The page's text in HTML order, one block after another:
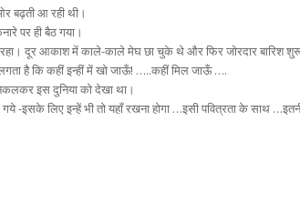
बढ़ती आ रही थी।
पर ही बैठ गया।
दूर आकाश में काले-काले मेघ छा चुके थे और फिर जोरदार बारिश
है कि कहीं इन्हीं में खो जाऊँ! …..कहीं मिल जाऊँ ….
इस दुनिया को देखा था।
लिए इन्हें भी तो यहाँ रखना होगा …इसी पवित्रता के साथ